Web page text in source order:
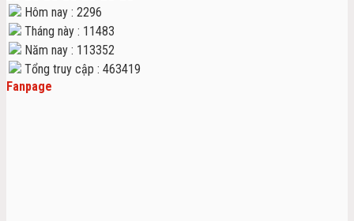
Hôm nay : 2296
Tháng này : 11483
Năm nay : 113352
Tổng truy cập : 463419
Fanpage